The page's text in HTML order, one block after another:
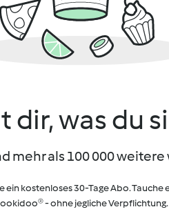
dir, was du
mehr als 100 000
kostenloses 30-Tage Abo. Tauche
- ohne jegliche Verpflichtung.